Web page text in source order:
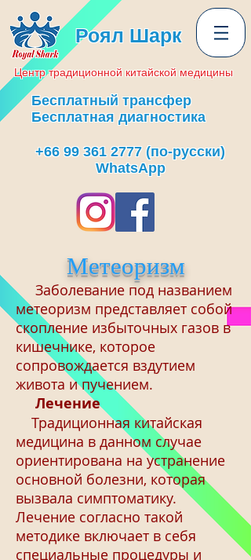
Роял Шарк
Центртрадиционной китайской медицины
Бесплатный трансфер
Бесплатная диагностика
+66 99 361 2777 (по-русски)
WhatsApp
Метеоризм
Заболевание под названием
метеоризм представляет собой
скопление избыточных газов в
кишечнике, которое
сопровождается вздутием
живота и пучением.
Лечение
Традиционная китайская
медицина в данном случае
ориентирована на устранение
основной болезни, которая
вызвала симптоматику.
Лечение согласно такой
методике включает в себя
специальные процедуры и